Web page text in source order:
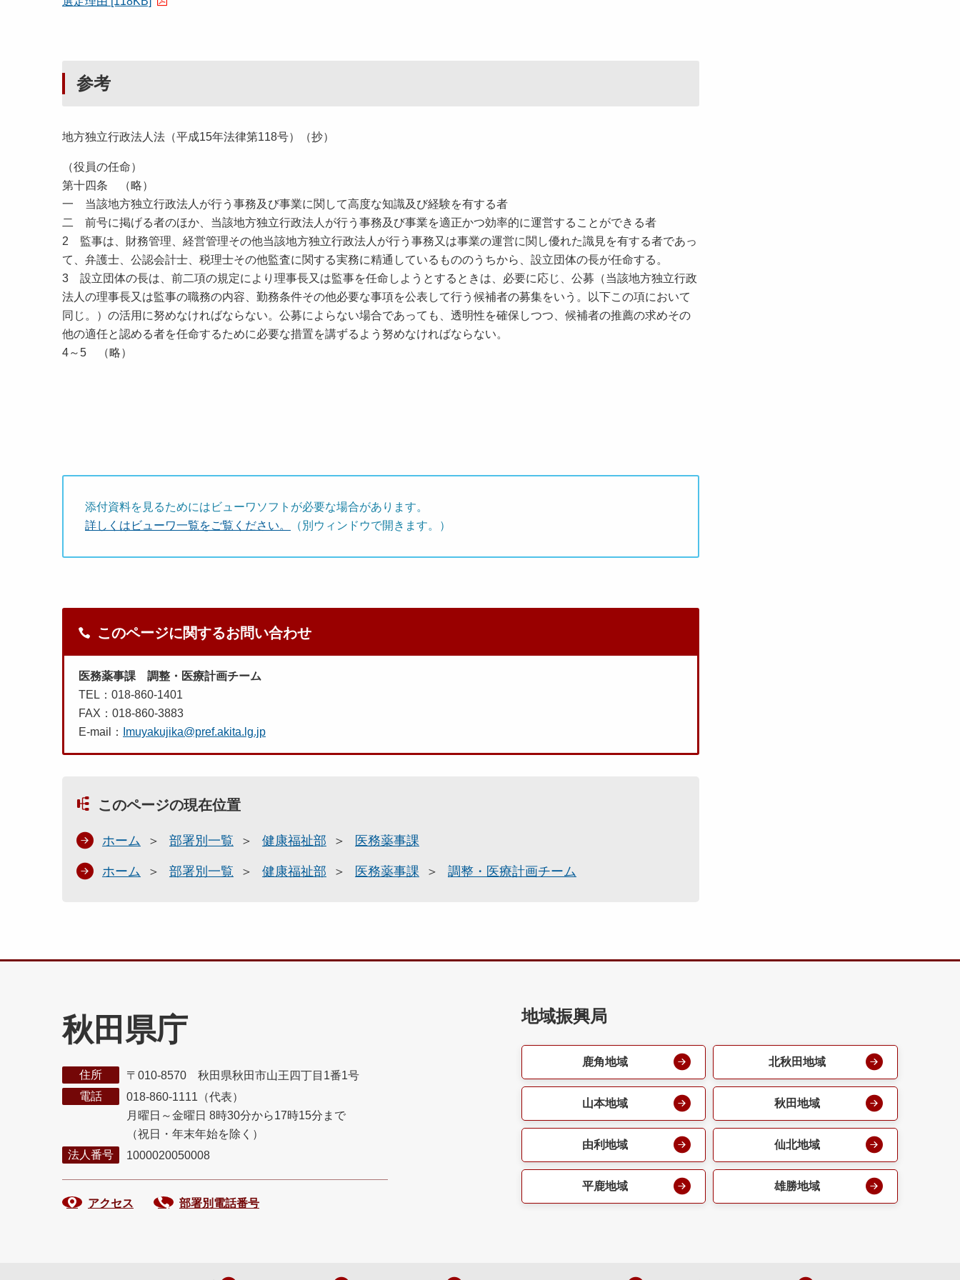
参考
地方独立行政法人法（平成15年法律第118号）（抄）
（役員の任命）
第十四条 （略）
一 当該地方独立行政法人が行う事務及び事業に関して高度な知識及び経験を有する者
二 前号に掲げる者のほか、当該地方独立行政法人が行う事務及び事業を適正かつ効率的に運営することができる者
2 監事は、財務管理、経営管理その他当該地方独立行政法人が行う事務又は事業の運営に関し優れた識見を有する者であっ
て、弁護士、公認会計士、税理士その他監査に関する実務に精通しているもののうちから、設立団体の長が任命する。
3 設立団体の長は、前二項の規定により理事長又は監事を任命しようとするときは、必要に応じ、公募（当該地方独立行政
法人の理事長又は監事の職務の内容、勤務条件その他必要な事項を公表して行う候補者の募集をいう。以下この項において
同じ。）の活用に努めなければならない。公募によらない場合であっても、透明性を確保しつつ、候補者の推薦の求めその
他の適任と認める者を任命するために必要な措置を講ずるよう努めなければならない。
4～5 （略）
添付資料を見るためにはビューワソフトが必要な場合があります。
詳しくはビューワ一覧をご覧ください。
（別ウィンドウで開きます。）
このページに関するお問い合わせ
医務薬事課 調整・医療計画チーム
TEL：018-860-1401
FAX：018-860-3883
E-mail：
Imuyakujika@pref.akita.lg.jp
このページの現在位置
ホーム 部署別一覧 健康福祉部 医務薬事課
ホーム 部署別一覧 健康福祉部 医務薬事課 調整・医療計画チーム
秋田県庁
住所
〒010-8570 秋田県秋田市山王四丁目1番1号
電話
018-860-1111（代表）
月曜日～金曜日 8時30分から17時15分まで
（祝日・年末年始を除く）
法人番号
1000020050008
アクセス 部署別電話番号
地域振興局
鹿角地域 北秋田地域
山本地域 秋田地域
由利地域 仙北地域
平鹿地域 雄勝地域